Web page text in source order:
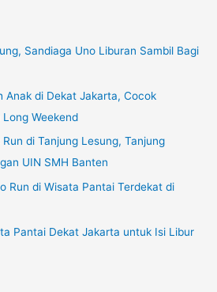
Sandiaga Uno Liburan Sambil Bagi
Anak di Dekat Jakarta, Cocok
Weekend
di Tanjung Lesung, Tanjung
UIN SMH Banten
Run di Wisata Pantai Terdekat di
Pantai Dekat Jakarta untuk Isi Libur